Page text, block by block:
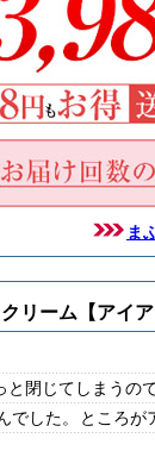
ま
リーム【アイ
閉じてしまうの
でした。ところ